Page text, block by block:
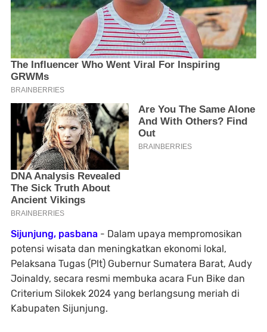
Sijunjung, pasbana - Dalam upaya mempromosikan
potensi wisata dan meningkatkan ekonomi lokal,
Pelaksana Tugas (Plt) Gubernur Sumatera Barat, Audy
Joinaldy, secara resmi membuka acara Fun Bike dan
Criterium Silokek 2024 yang berlangsung meriah di
Kabupaten Sijunjung.